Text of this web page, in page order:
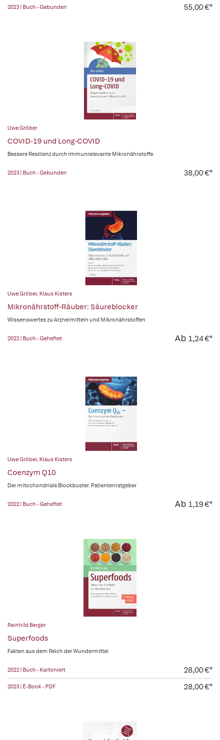
2023 | Buch - Gebunden 55,00 €*
Uwe Gröber
COVID-19 und Long-COVID
Bessere Resilienz durch immunrelevante Mikronährstoffe
2023 | Buch - Gebunden 38,00 €*
Uwe Gröber, Klaus Kisters
Mikronährstoff-Räuber: Säureblocker
Wissenswertes zu Arzneimitteln und Mikronährstoffen
2022 | Buch - Geheftet Ab 1,24 €*
Uwe Gröber, Klaus Kisters
Coenzym Q10
Der mitochondriale Blockbuster. Patientenratgeber
2022 | Buch - Geheftet Ab 1,19 €*
Reinhild Berger
Superfoods
Fakten aus dem Reich der Wundermittel
2022 | Buch - Kartoniert 28,00 €*
2023 | E-Book - PDF 28,00 €*